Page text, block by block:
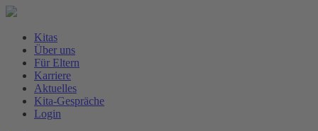
Kitas
Über uns
Für Eltern
Karriere
Aktuelles
Kita-Gespräche
Login